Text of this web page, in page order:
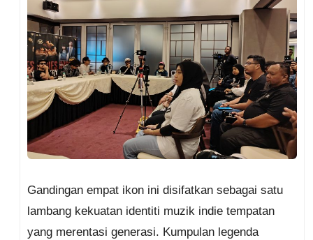
Gandingan empat ikon ini disifatkan sebagai satu
lambang kekuatan identiti muzik indie tempatan
yang merentasi generasi. Kumpulan legenda